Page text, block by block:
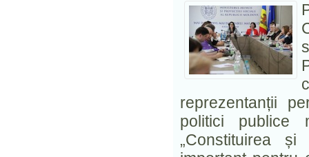
reprezentanții
politici publice
„Constituirea